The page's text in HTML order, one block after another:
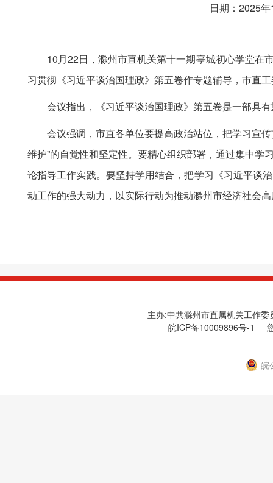
日期：2025
10月22日，滁州市直机关第十一期亭城初心学堂在
习贯彻《习近平谈治国理政》第五卷作专题辅导，市直
会议指出，《习近平谈治国理政》第五卷是一部具有
会议强调，市直各单位要提高政治站位，把学习宣传
维护”的自觉性和坚定性。要精心组织部署，通过集中
论指导工作实践。要坚持学用结合，把学习《习近平谈
动工作的强大动力，以实际行动为推动滁州市经济社会
主办:中共滁州市直属机关工作
皖ICP备10009896号-1
您
皖